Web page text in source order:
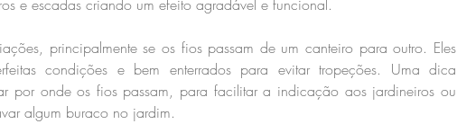
e escadas criando um efeito agradável e funcional.
principalmente se os fios passam de um canteiro para outro. Eles
condições e bem enterrados para evitar tropeções. Uma dica
por onde os fios passam, para facilitar a indicação aos jardineiros ou
algum buraco no jardim.